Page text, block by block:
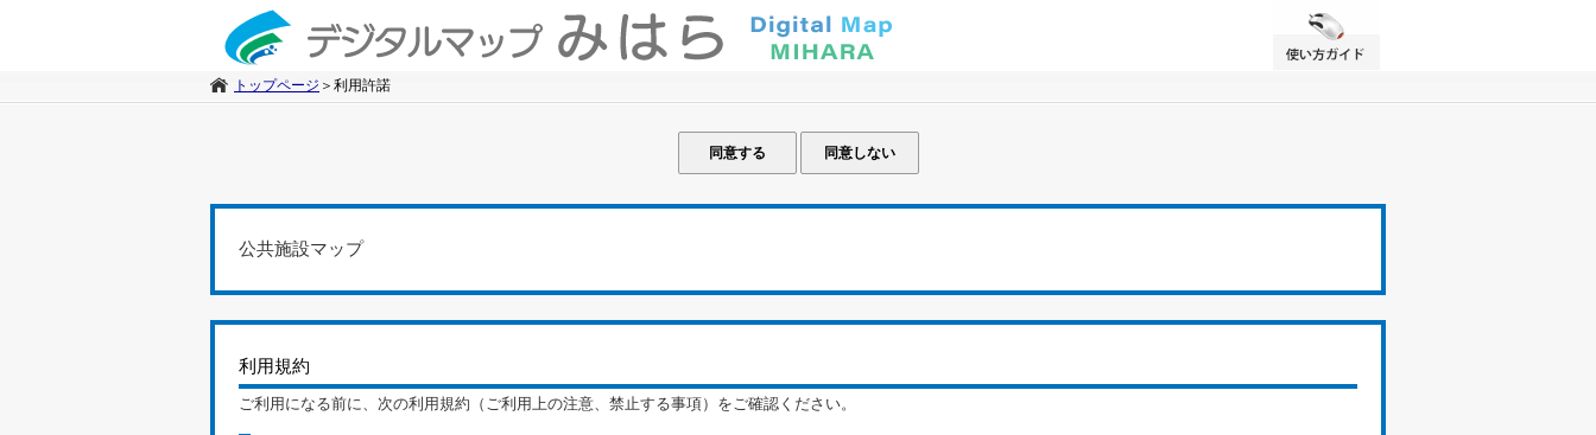
トップページ ＞ 利用許諾
公共施設マップ
利用規約
ご利用になる前に、次の利用規約（ご利用上の注意、禁止する事項）をご確認ください。